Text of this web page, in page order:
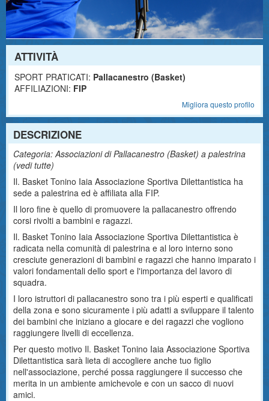
ATTIVITÀ
SPORT PRATICATI: Pallacanestro (Basket)
AFFILIAZIONI: FIP
Migliora questo profilo
DESCRIZIONE
Categoria: Associazioni di Pallacanestro (Basket) a palestrina
(vedi tutte)
Il. Basket Tonino Iaia Associazione Sportiva Dilettantistica ha
sede a palestrina ed è affiliata alla FIP.
Il loro fine è quello di promuovere la pallacanestro offrendo
corsi rivolti a bambini e ragazzi.
Il. Basket Tonino Iaia Associazione Sportiva Dilettantistica è
radicata nella comunità di palestrina e al loro interno sono
cresciute generazioni di bambini e ragazzi che hanno imparato i
valori fondamentali dello sport e l'importanza del lavoro di
squadra.
I loro istruttori di pallacanestro sono tra i più esperti e qualificati
della zona e sono sicuramente i più adatti a sviluppare il talento
dei bambini che iniziano a giocare e dei ragazzi che vogliono
raggiungere livelli di eccellenza.
Per questo motivo Il. Basket Tonino Iaia Associazione Sportiva
Dilettantistica sarà lieta di accogliere anche tuo figlio
nell'associazione, perché possa raggiungere il successo che
merita in un ambiente amichevole e con un sacco di nuovi
amici.